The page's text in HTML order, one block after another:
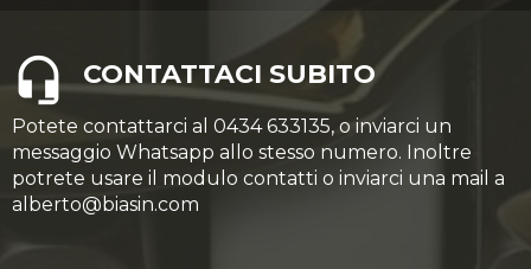
CONTATTACI SUBITO
Potete contattarci al 0434 633135, o inviarci un
messaggio Whatsapp allo stesso numero. Inoltre
potrete usare il modulo contatti o inviarci una mail a
alberto@biasin.com